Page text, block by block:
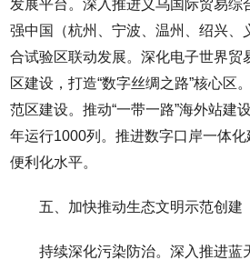
发展平台。深入推进义乌国际贸易综
强中国（杭州、宁波、温州、绍兴、
合试验区联动发展。深化电子世界贸
区建设，打造“数字丝绸之路”核心区
范区建设。推动“一带一路”海外站建
年运行1000列。推进数字口岸一体
便利化水平。
五、加快推动生态文明示范创建
持续深化污染防治。深入推进蓝